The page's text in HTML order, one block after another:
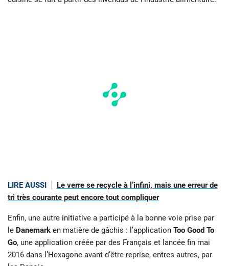
LIRE AUSSI
Le verre se recycle à l’infini, mais une erreur de
tri très courante peut encore tout compliquer
Enfin, une autre initiative a participé à la bonne voie prise par
le Danemark en matière de gâchis : l’application Too Good To
Go, une application créée par des Français et lancée fin mai
2016 dans l’Hexagone avant d’être reprise, entres autres, par